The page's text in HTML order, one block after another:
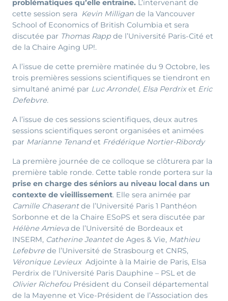
problématiques qu’elle entraine. L’intervenant de
cette session sera
Kevin Milligan de la Vancouver
School of Economics of British Columbia et sera
discutée par Thomas Rapp de l’Université Paris-Cité et
de la Chaire Aging UP!.
A l’issue de cette première matinée du 9 Octobre, les
trois premières sessions scientifiques se tiendront en
simultané animé par Luc Arrondel, Elsa Perdrixet Eric
Defebvre.
A l’issue de ces sessions scientifiques, deux autres
sessions scientifiques seront organisées et animées
par Marianne Tenandet Frédérique Nortier-Ribordy
La première journée de ce colloque se clôturera par la
première table ronde. Cette table ronde portera sur la
prise en charge des séniors au niveau local dans un
contexte de vieillissement. Elle sera animée par
Camille Chaserantde l’Université Paris 1 Panthéon
Sorbonne et de la Chaire ESoPS et sera discutée par
Hélène Amievade l’Université de Bordeaux et
INSERM, Catherine Jeantetde Ages & Vie, Mathieu
Lefebvre de l’Université de Strasbourg et CNRS,
Véronique LevieuxAdjointe à la Mairie de Paris, Elsa
Perdrix de l’Université Paris Dauphine – PSL et de
Olivier Richefou Président du Conseil départemental
de la Mayenne et Vice-Président de l’Association des